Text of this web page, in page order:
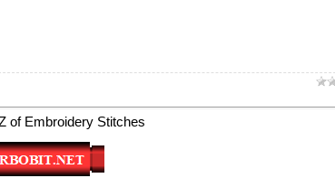
of Embroidery Stitches